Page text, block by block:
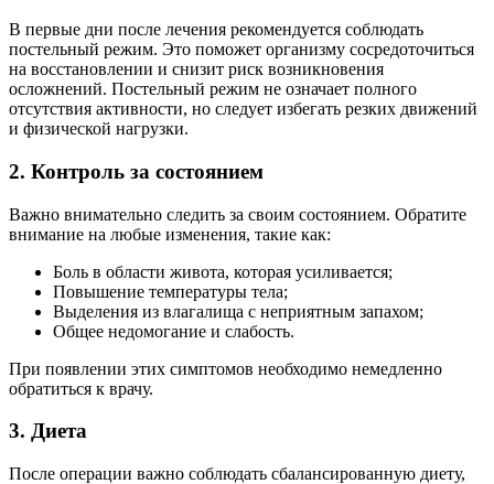
В первые дни после лечения рекомендуется соблюдать
постельный режим. Это поможет организму сосредоточиться
на восстановлении и снизит риск возникновения
осложнений. Постельный режим не означает полного
отсутствия активности, но следует избегать резких движений
и физической нагрузки.
2. Контроль за состоянием
Важно внимательно следить за своим состоянием. Обратите
внимание на любые изменения, такие как:
Боль в области живота, которая усиливается;
Повышение температуры тела;
Выделения из влагалища с неприятным запахом;
Общее недомогание и слабость.
При появлении этих симптомов необходимо немедленно
обратиться к врачу.
3. Диета
После операции важно соблюдать сбалансированную диету,